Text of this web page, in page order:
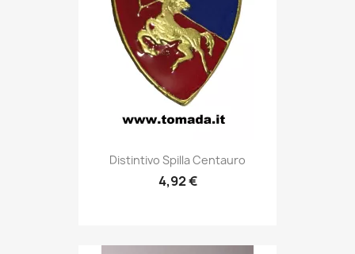
Anteprima
Distintivo Spilla Centauro
4,92 €